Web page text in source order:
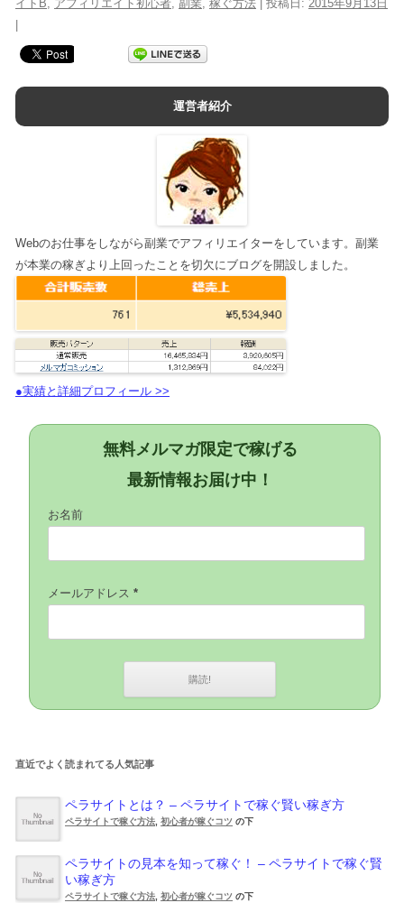
イトB アフィリエイト初心者 副業 稼ぐ方法 | 投稿日: 2015年9月13日
|
運営者紹介
Webのお仕事をしながら副業でアフィリエイターをしています。副業
が本業の稼ぎより上回ったことを切欠にブログを開設しました。
●実績と詳細プロフィール >>
無料メルマガ限定で稼げる
最新情報お届け中！
お名前
メールアドレス *
直近でよく読まれてる人気記事
ペラサイトとは？ – ペラサイトで稼ぐ賢い稼ぎ方
ペラサイトで稼ぐ方法 初心者が稼ぐコツ の下
ペラサイトの見本を知って稼ぐ！ – ペラサイトで稼ぐ賢
い稼ぎ方
ペラサイトで稼ぐ方法 初心者が稼ぐコツ の下